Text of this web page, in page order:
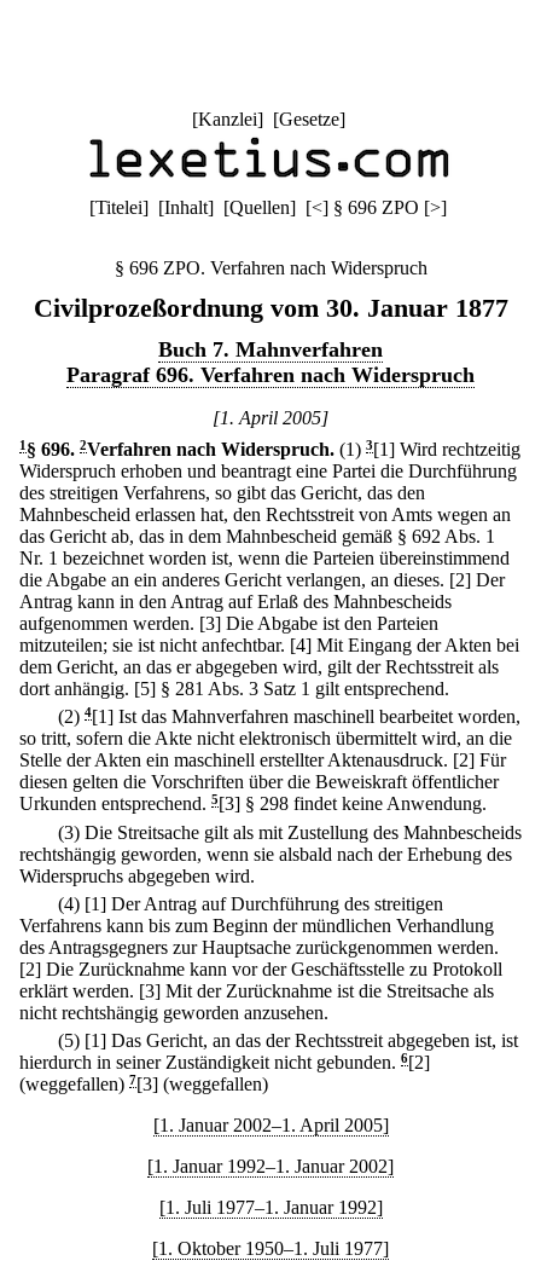
[Kanzlei] [Gesetze]
[Titelei] [Inhalt] [Quellen] [<] § 696 ZPO [>]
§ 696 ZPO. Verfahren nach Widerspruch
Civilprozeßordnung vom 30. Januar 1877
Buch 7. Mahnverfahren
Paragraf 696. Verfahren nach Widerspruch
[1. April 2005]
1 § 696. 2Verfahren nach Widerspruch. (1) 3[1] Wird rechtzeitig
Widerspruch erhoben und beantragt eine Partei die Durchführung
des streitigen Verfahrens, so gibt das Gericht, das den
Mahnbescheid erlassen hat, den Rechtsstreit von Amts wegen an
das Gericht ab, das in dem Mahnbescheid gemäß § 692 Abs. 1
Nr. 1 bezeichnet worden ist, wenn die Parteien übereinstimmend
die Abgabe an ein anderes Gericht verlangen, an dieses. [2] Der
Antrag kann in den Antrag auf Erlaß des Mahnbescheids
aufgenommen werden. [3] Die Abgabe ist den Parteien
mitzuteilen; sie ist nicht anfechtbar. [4] Mit Eingang der Akten bei
dem Gericht, an das er abgegeben wird, gilt der Rechtsstreit als
dort anhängig. [5] § 281 Abs. 3 Satz 1 gilt entsprechend.
(2) 4[1] Ist das Mahnverfahren maschinell bearbeitet worden,
so tritt, sofern die Akte nicht elektronisch übermittelt wird, an die
Stelle der Akten ein maschinell erstellter Aktenausdruck. [2] Für
diesen gelten die Vorschriften über die Beweiskraft öffentlicher
Urkunden entsprechend. 5[3] § 298 findet keine Anwendung.
(3) Die Streitsache gilt als mit Zustellung des Mahnbescheids
rechtshängig geworden, wenn sie alsbald nach der Erhebung des
Widerspruchs abgegeben wird.
(4) [1] Der Antrag auf Durchführung des streitigen
Verfahrens kann bis zum Beginn der mündlichen Verhandlung
des Antragsgegners zur Hauptsache zurückgenommen werden.
[2] Die Zurücknahme kann vor der Geschäftsstelle zu Protokoll
erklärt werden. [3] Mit der Zurücknahme ist die Streitsache als
nicht rechtshängig geworden anzusehen.
(5) [1] Das Gericht, an das der Rechtsstreit abgegeben ist, ist
hierdurch in seiner Zuständigkeit nicht gebunden. 6[2]
(weggefallen) 7[3] (weggefallen)
[1. Januar 2002–1. April 2005]
[1. Januar 1992–1. Januar 2002]
[1. Juli 1977–1. Januar 1992]
[1. Oktober 1950–1. Juli 1977]